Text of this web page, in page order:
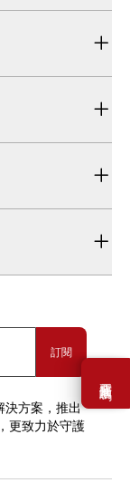
需要幫助嗎？
訂閱
決方案，推出
更致力於守護